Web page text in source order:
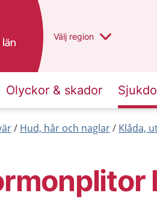
Du har valt region
Välj en annan
region
Olyckor & skador
Hud, hår och naglar Klåda,